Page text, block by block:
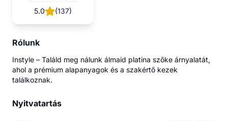
5.0
(137)
Rólunk
Instyle – Találd meg nálunk álmaid platina szőke árnyalatát,
ahol a prémium alapanyagok és a szakértő kezek
találkoznak.
Nyitvatartás